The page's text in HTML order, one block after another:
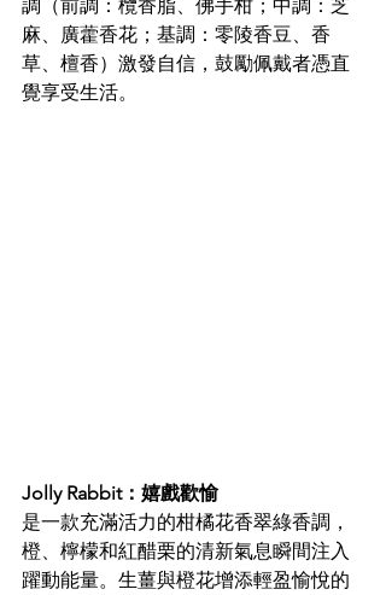
調（前調：欖香脂、佛手柑；中調：芝
麻、廣藿香花；基調：零陵香豆、香
草、檀香）激發自信，鼓勵佩戴者憑直
覺享受生活。
Jolly Rabbit：嬉戲歡愉
是一款充滿活力的柑橘花香翠綠香調，
橙、檸檬和紅醋栗的清新氣息瞬間注入
躍動能量。生薑與橙花增添輕盈愉悅的